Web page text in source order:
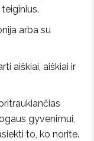
arba su
aiškiai, aiškiai ir
gyvenimui,
to, ko norite.